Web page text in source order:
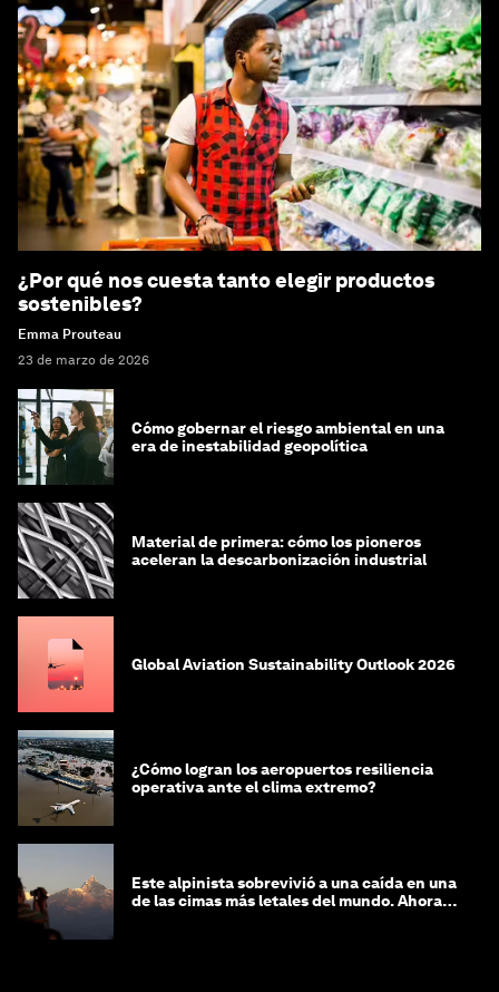
¿Por qué nos cuesta tanto elegir productos
sostenibles?
Emma Prouteau
23 de marzo de 2026
Cómo gobernar el riesgo ambiental en una
era de inestabilidad geopolítica
Material de primera: cómo los pioneros
aceleran la descarbonización industrial
Global Aviation Sustainability Outlook 2026
¿Cómo logran los aeropuertos resiliencia
operativa ante el clima extremo?
Este alpinista sobrevivió a una caída en una
de las cimas más letales del mundo. Ahora